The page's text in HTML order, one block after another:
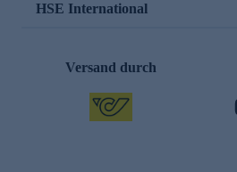
HSE International
Versand durch